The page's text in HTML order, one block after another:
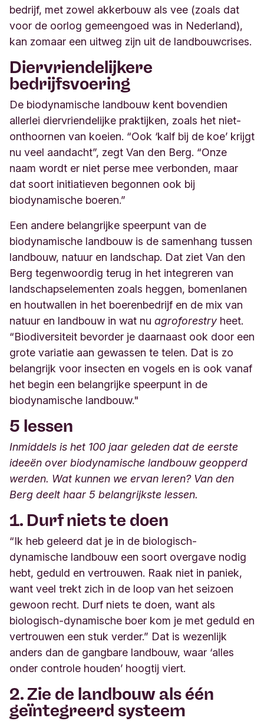
bedrijf, met zowel akkerbouw als vee (zoals dat
voor de oorlog gemeengoed was in Nederland),
kan zomaar een uitweg zijn uit de landbouwcrises.
Diervriendelijkere
bedrijfsvoering
De biodynamische landbouw kent bovendien
allerlei diervriendelijke praktijken, zoals het niet-
onthoornen van koeien. “Ook ‘kalf bij de koe’ krijgt
nu veel aandacht”, zegt Van den Berg. “Onze
naam wordt er niet perse mee verbonden, maar
dat soort initiatieven begonnen ook bij
biodynamische boeren.”
Een andere belangrijke speerpunt van de
biodynamische landbouw is de samenhang tussen
landbouw, natuur en landschap. Dat ziet Van den
Berg tegenwoordig terug in het integreren van
landschapselementen zoals heggen, bomenlanen
en houtwallen in het boerenbedrijf en de mix van
natuur en landbouw in wat nu agroforestry heet.
“Biodiversiteit bevorder je daarnaast ook door een
grote variatie aan gewassen te telen. Dat is zo
belangrijk voor insecten en vogels en is ook vanaf
het begin een belangrijke speerpunt in de
biodynamische landbouw."
5 lessen
Inmiddels is het 100 jaar geleden dat de eerste
ideeën over biodynamische landbouw geopperd
werden. Wat kunnen we ervan leren? Van den
Berg deelt haar 5 belangrijkste lessen.
1. Durf niets te doen
“Ik heb geleerd dat je in de biologisch-
dynamische landbouw een soort overgave nodig
hebt, geduld en vertrouwen. Raak niet in paniek,
want veel trekt zich in de loop van het seizoen
gewoon recht. Durf niets te doen, want als
biologisch-dynamische boer kom je met geduld en
vertrouwen een stuk verder.” Dat is wezenlijk
anders dan de gangbare landbouw, waar ‘alles
onder controle houden’ hoogtij viert.
2. Zie de landbouw als één
geïntegreerd systeem